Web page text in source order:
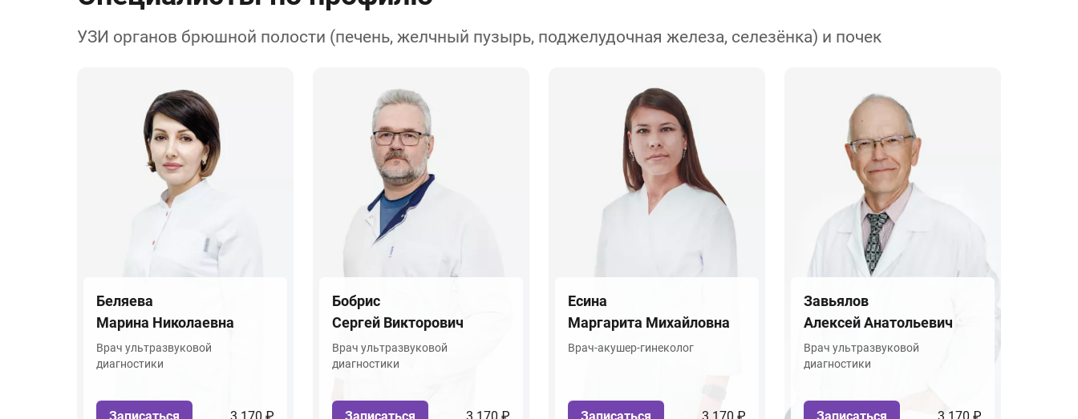
УЗИ органов брюшной полости (печень, желчный пузырь, поджелудочная железа, селезёнка) и почек
Беляева
Марина Николаевна
Врач ультразвуковой
диагностики
Бобрис
Сергей Викторович
Врач ультразвуковой
диагностики
Есина
Маргарита Михайловна
Врач-акушер-гинеколог
Завьялов
Алексей Анатольевич
Врач ультразвуковой
диагностики